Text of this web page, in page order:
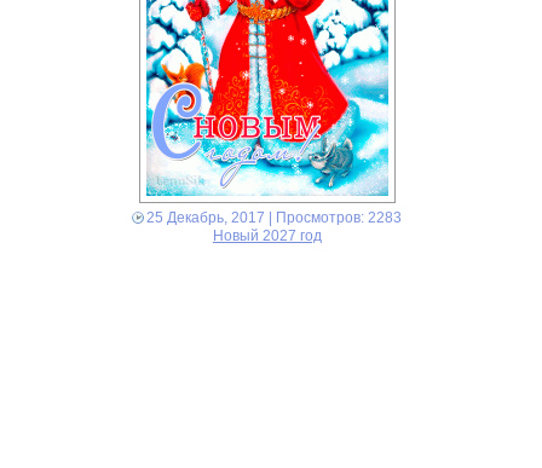
25 Декабрь, 2017 | Просмотров: 2283
Новый 2027 год